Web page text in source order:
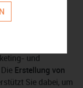
So können
und
Erstellung von
Sie dabei, um